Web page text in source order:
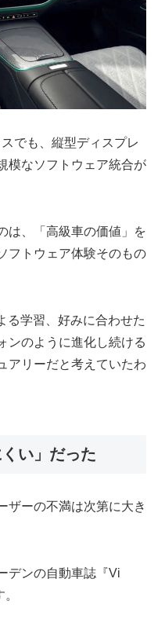
でも、縦型ディスプレ
模なソフトウェア統合が
は、「高級車の価値」を
フトウェア体験そのもの
学習、好みに合わせた
ンのように進化し続ける
アリーだと考えていたわ
い」だった
ーの不満は次第に大き
デンの自動車誌『Vi